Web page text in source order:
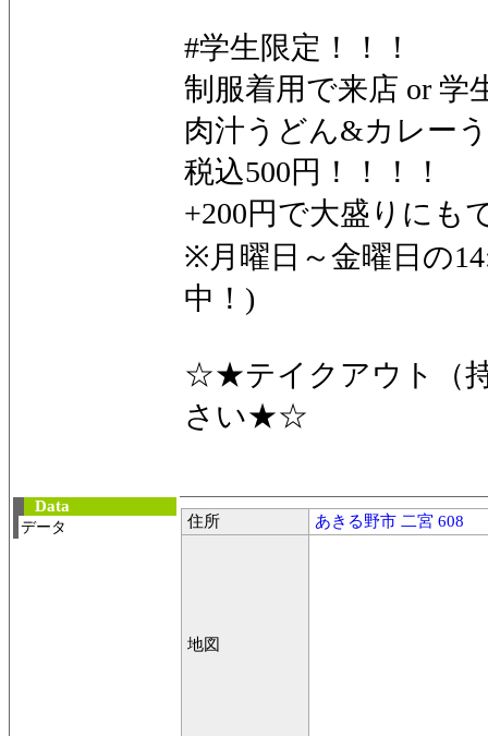
#学生限定！！！
制服着用で来店 or 学
肉汁うどん&カレー
税込500円！！！！
+200円で大盛りにも
※月曜日～金曜日の
中！)
☆★テイクアウト（
さい★☆
Data
データ 住所 あきる野市 二宮 608
地図